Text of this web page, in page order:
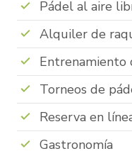
Pádel al aire
Alquiler de
Entrenamiento
Torneos de
Reserva en
Gastronomía